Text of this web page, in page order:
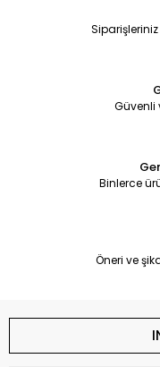
Siparişleriniz
Güvenli
Binlerce
Öneri ve